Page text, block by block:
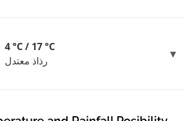
4 °C / 17 °C
رذاذ معتدل